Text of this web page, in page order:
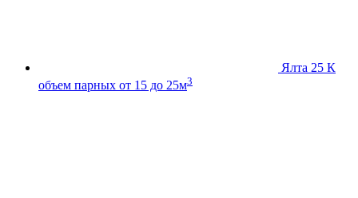
Ялта 25 К
объем парных от 15 до 25м3